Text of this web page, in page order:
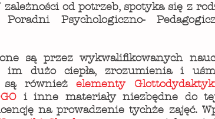
od potrzeb, spotyka się z
Psychologiczno-
są przez wykwalifikowanych
dużo ciepła, zrozumienia i
są równieżelementy
i inne materiały niezbędne do
na prowadzenie tychże zajęć.